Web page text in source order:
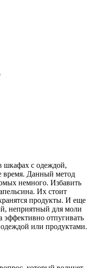
шкафах с одеждой,
время. Данный метод
немного. Избавить
Их стоит
продукты. И еще
неприятный для моли
эффективно отпугивать
или продуктами.